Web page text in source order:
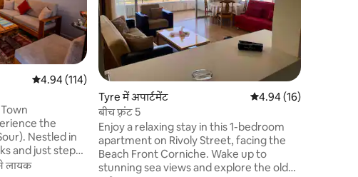
औसत रेटिंग 5 में से 4.94, 114 समीक्षाएँ
4.94 (114)
the
Nestled in
and just steps
of the city’s
लायक
Tyre में अपार्टमेंट औसत रेटिंग 5 में से 4.94,
4.94 (16)
बीच फ़्रंट 5
Enjoy a relaxing stay in this 1-bedroom
apartment on Rivoly Street, facing the
Beach Front Corniche. Wake up to
stunning sea views and explore the old